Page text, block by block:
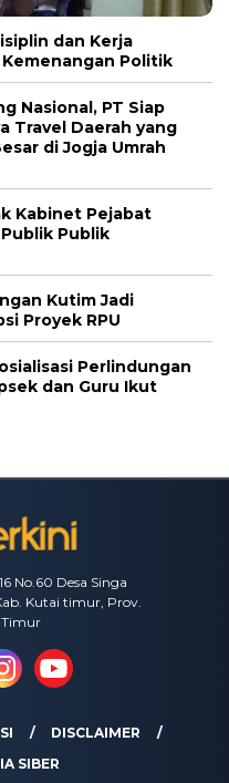
dan Kerja
Politik
Nasional, PT Siap
Travel Daerah yang
di Jogja Umrah
Kabinet Pejabat
Publik
Kutim Jadi
Proyek RPU
Perlindungan
dan Guru Ikut
No.60 Desa Singa
Kutai timur, Prov.
DISCLAIMER
SIBER